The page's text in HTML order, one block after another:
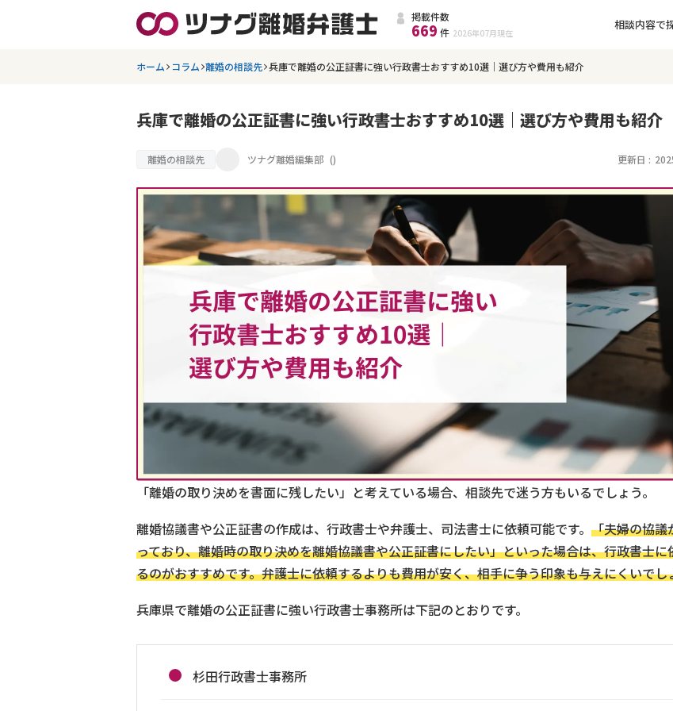
掲載件数
669 件 2026年07月 現在
相談内容で
ホーム コラム 離婚の相談先 兵庫で離婚の公正証書に強い行政書士おすすめ10選｜選び方や費用も紹介
兵庫で離婚の公正証書に強い行政書士おすすめ10選｜選び方や費用も紹介
離婚の相談先 ツナグ離婚編集部 () 更新日 :
「離婚の取り決めを書面に残したい」と考えている場合、相談先で迷う方もいるでしょう。
離婚協議書や公正証書の作成は、行政書士や弁護士、司法書士に依頼可能です。 「夫婦の協議
っており、離婚時の取り決めを離婚協議書や公正証書にしたい」といった場合は、行政書士に
るのがおすすめです。弁護士に依頼するよりも費用が安く、相手に争う印象も与えにくいでし
兵庫県で離婚の公正証書に強い行政書士事務所は下記のとおりです。
杉田行政書士事務所